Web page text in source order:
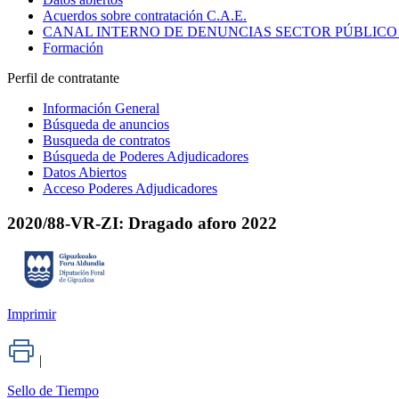
Acuerdos sobre contratación C.A.E.
CANAL INTERNO DE DENUNCIAS SECTOR
Formación
Perfil de contratante
Información General
Búsqueda de anuncios
Busqueda de contratos
Búsqueda de Poderes Adjudicadores
Datos Abiertos
Acceso Poderes Adjudicadores
2020/88-VR-ZI: Dragado aforo 2022
Imprimir
|
Sello de Tiempo